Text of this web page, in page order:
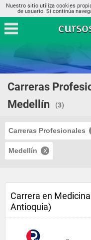
Nuestro sitio utiliza cookies
de usuario. Si continúa
Carreras
Medellín
(3)
Carreras Profesionales
Medellín
Carrera en
Antioquia)